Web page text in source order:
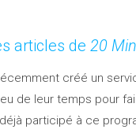
articles de 20
créé un
de leur temps pour
participé à ce